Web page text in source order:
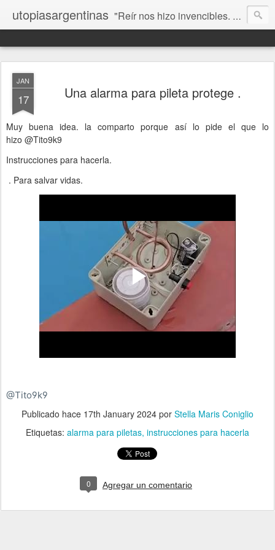
utopiasargentinas "Reír nos hizo invencibles. No como los que siempre ganan, sino como aquellos que no se rinden”. Frida Kahlo
JAN
17 Una alarma para pileta protege .
Muy buena idea. la comparto porque así lo pide el que lo
hizo @Tito9k9
Instrucciones para hacerla.
. Para salvar vidas.
@Tito9k9
Publicado hace 17th January 2024 por Stella Maris Coniglio
Etiquetas: alarma para piletas instrucciones para hacerla
0 Agregar un comentario